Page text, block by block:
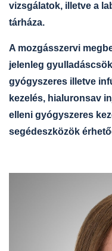
vizsgálatok, illetve a
tárháza.
A mozgásszervi
jelenleg
gyógyszeres illetve
kezelés, hialuronsav
elleni gyógyszeres
segédeszközök